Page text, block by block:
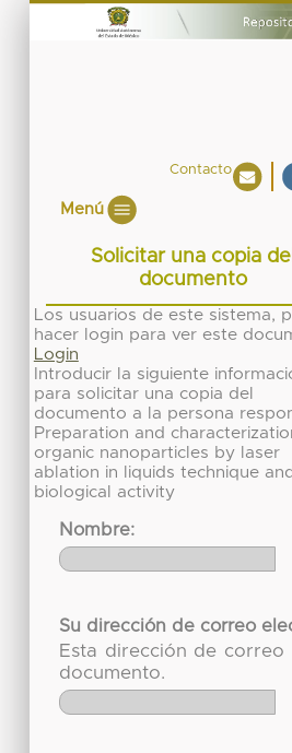
Contacto
Menú
Solicitar una copia del
documento
Los usuarios de este sistema,
hacer login para ver este
Login
Introducir la siguiente
para solicitar una copia del
documento a la persona
Preparation and
organic nanoparticles by laser
ablation in liquids technique
biological activity
Nombre:
Su dirección de correo
Esta dirección de
documento.